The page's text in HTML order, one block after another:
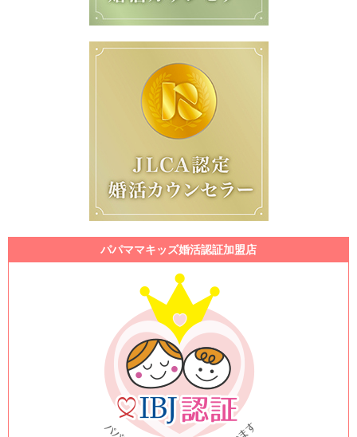
パパママキッズ婚活認証加盟店